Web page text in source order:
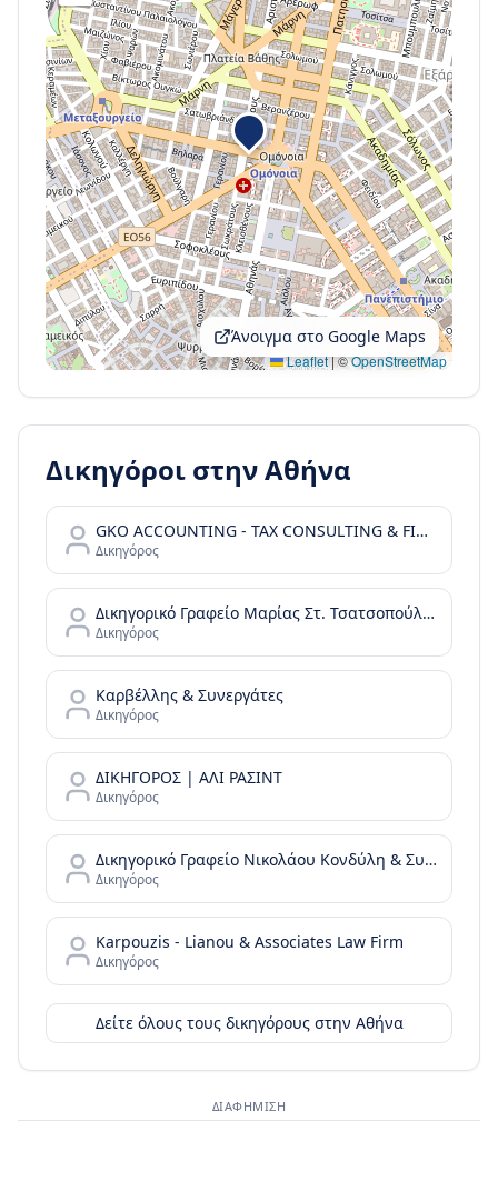
Leaflet|©OpenStreetMap
Άνοιγμα στο Google Maps
Δικηγόροι στηνΑθήνα
GKO ACCOUNTING - TAX CONSULTING & FINANCIAL SERVICES
Δικηγόρος
Δικηγορικό Γραφείο Μαρίας Στ. Τσατσοπούλου LAW it/Maria Tsatsopoulou Law office
Δικηγόρος
Καρβέλλης & Συνεργάτες
Δικηγόρος
ΔΙΚΗΓΟΡΟΣ | ΑΛΙ ΡΑΣΙΝΤ
Δικηγόρος
Δικηγορικό Γραφείο Νικολάου Κονδύλη & Συνεργατών - N. Kondylis & Partners Law Office
Δικηγόρος
Karpouzis - Lianou & Associates Law Firm
Δικηγόρος
Δείτε όλους τους δικηγόρους στην Αθήνα
ΔΙΑΦΉΜΙΣΗ